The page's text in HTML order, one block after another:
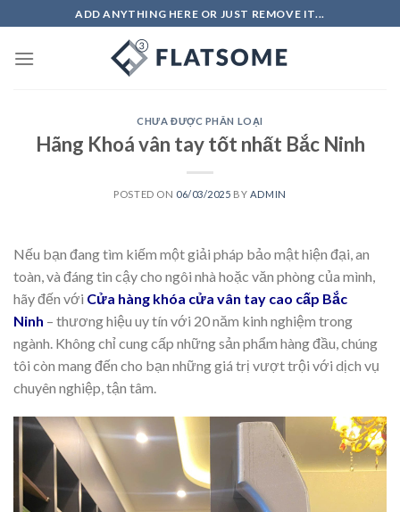
to
content
ADD ANYTHING HERE OR JUST REMOVE IT...
CHƯA ĐƯỢC PHÂN LOẠI
Hãng Khoá vân tay tốt nhất Bắc Ninh
POSTED ON 06/03/2025 BY ADMIN
Nếu bạn đang tìm kiếm một giải pháp bảo mật hiện đại, an
toàn, và đáng tin cậy cho ngôi nhà hoặc văn phòng của mình,
hãy đến với Cửa hàng khóa cửa vân tay cao cấp Bắc
Ninh – thương hiệu uy tín với 20 năm kinh nghiệm trong
ngành. Không chỉ cung cấp những sản phẩm hàng đầu, chúng
tôi còn mang đến cho bạn những giá trị vượt trội với dịch vụ
chuyên nghiệp, tận tâm.